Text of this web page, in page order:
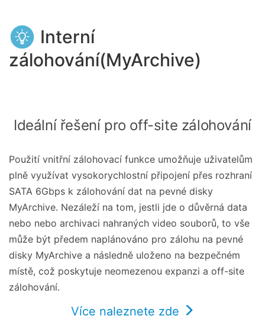
Interní
zálohování(MyArchive)
Ideální řešení pro off-site zálohování
Použití vnitřní zálohovací funkce umožňuje uživatelům
plně využívat vysokorychlostní připojení přes rozhraní
SATA 6Gbps k zálohování dat na pevné disky
MyArchive. Nezáleží na tom, jestli jde o důvěrná data
nebo nebo archivaci nahraných video souborů, to vše
může být předem naplánováno pro zálohu na pevné
disky MyArchive a následně uloženo na bezpečném
místě, což poskytuje neomezenou expanzi a off-site
zálohování.
Více naleznete zde